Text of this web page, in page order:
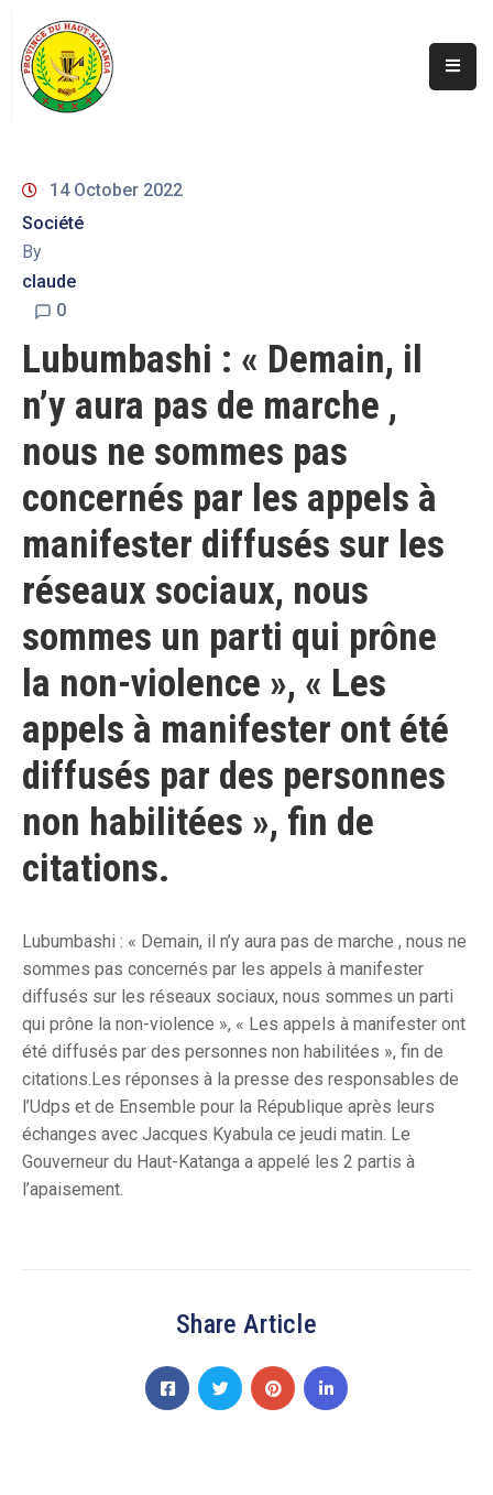
Accueil
Propos
Secteurs
Infos
Covid
Galerie
Contacts
14 October 2022
Société
By
claude
0
Lubumbashi : « Demain, il
n’y aura pas de marche ,
nous ne sommes pas
concernés par les appels à
manifester diffusés sur les
réseaux sociaux, nous
sommes un parti qui prône
la non-violence », « Les
appels à manifester ont été
diffusés par des personnes
non habilitées », fin de
citations.
Lubumbashi : « Demain, il n’y aura pas de marche , nous ne
sommes pas concernés par les appels à manifester
diffusés sur les réseaux sociaux, nous sommes un parti
qui prône la non-violence », « Les appels à manifester ont
été diffusés par des personnes non habilitées », fin de
citations.Les réponses à la presse des responsables de
l’Udps et de Ensemble pour la République après leurs
échanges avec Jacques Kyabula ce jeudi matin. Le
Gouverneur du Haut-Katanga a appelé les 2 partis à
l’apaisement.
Share Article